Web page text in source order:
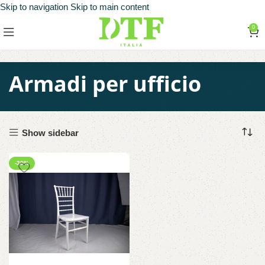
Skip to navigation Skip to main content
0
Armadi per ufficio
Show sidebar
-30%